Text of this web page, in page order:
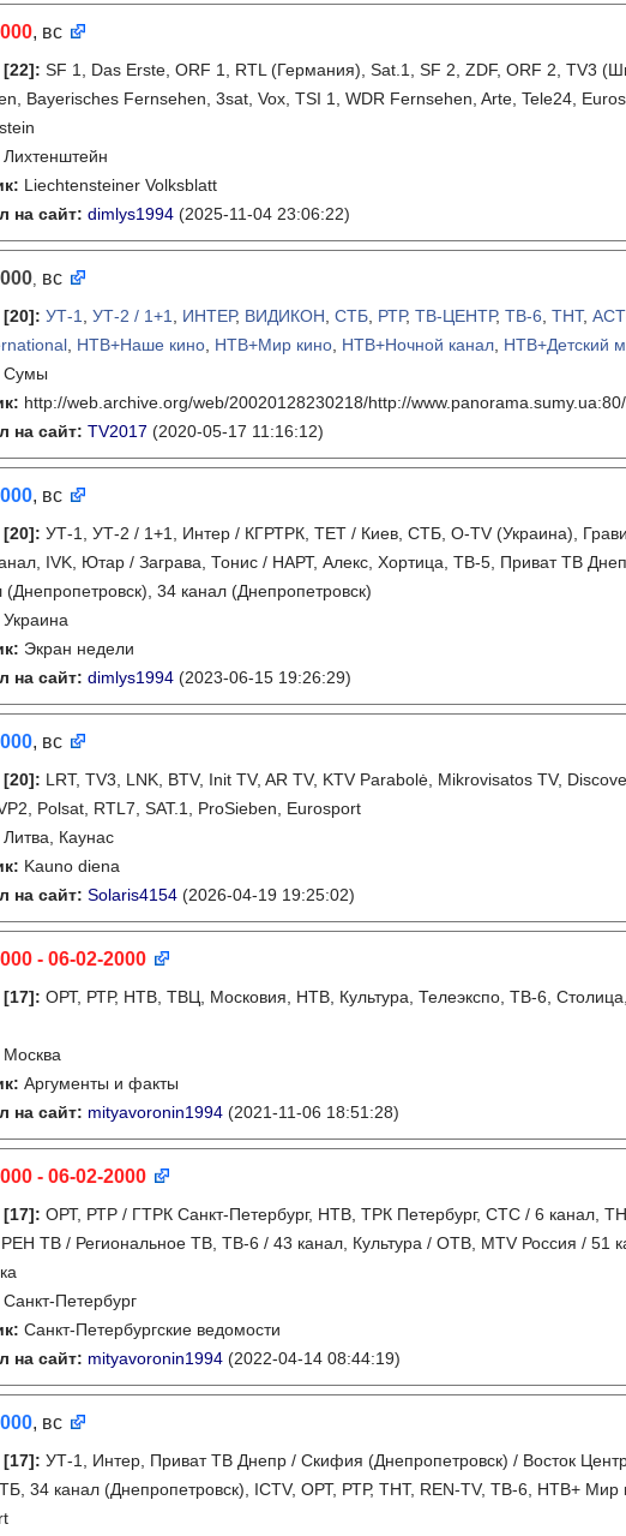
, вс
[22]: SF 1, Das Erste, ORF 1, RTL (Германия), Sat.1, SF 2, ZDF, ORF 2, TV3
Bayerisches Fernsehen, 3sat, Vox, TSI 1, WDR Fernsehen, Arte, Tele24,
Лихтенштейн
Liechtensteiner Volksblatt
на сайт: dimlys1994 (2025-11-04 23:06:22)
, вс
[20]: УТ-1 УТ-2 / 1+1 ИНТЕР, ВИДИКОН СТБ РТР, ТВ-ЦЕНТР, ТВ-6 ТНТ,
НТВ+Наше кино НТВ+Мир кино НТВ+Ночной канал НТВ+Детский
Сумы
http://web.archive.org/web/20020128230218/http://
на сайт: TV2017 (2020-05-17 11:16:12)
, вс
[20]: УТ-1, УТ-2 / 1+1, Интер / КГРТРК, ТЕТ / Киев, СТБ, O-TV (Украина),
IVK, Ютар / Заграва, Тонис / НАРТ, Алекс, Хортица, ТВ-5, Приват ТВ
(Днепропетровск), 34 канал (Днепропетровск)
Украина
Экран недели
на сайт: dimlys1994 (2023-06-15 19:26:29)
, вс
[20]: LRT, TV3, LNK, BTV, Init TV, AR TV, KTV Parabolė, Mikrovisatos TV,
Polsat, RTL7, SAT.1, ProSieben, Eurosport
Литва, Каунас
Kauno diena
на сайт: Solaris4154 (2026-04-19 19:25:02)
- 06-02-2000
[17]: ОРТ, РТР, НТВ, ТВЦ, Московия, НТВ, Культура, Телеэкспо, ТВ-6,
Москва
Аргументы и факты
на сайт: mityavoronin1994 (2021-11-06 18:51:28)
- 06-02-2000
[17]: ОРТ, РТР / ГТРК Санкт-Петербург, НТВ, ТРК Петербург, СТС / 6 канал,
ТВ / Региональное ТВ, ТВ-6 / 43 канал, Культура / ОТВ, MTV Россия / 51
Санкт-Петербург
Санкт-Петербургские ведомости
на сайт: mityavoronin1994 (2022-04-14 08:44:19)
, вс
[17]: УТ-1, Интер, Приват ТВ Днепр / Скифия (Днепропетровск) / Восток
34 канал (Днепропетровск), ICTV, ОРТ, РТР, ТНТ, REN-TV, ТВ-6, НТВ+